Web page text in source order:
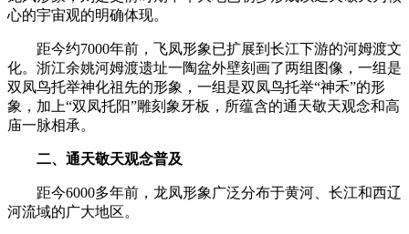
心的宇宙观的明确体现。
距今约7000年前，飞凤形象已扩展到长江下游的河姆渡文
化。浙江余姚河姆渡遗址一陶盆外壁刻画了两组图像，一组是
双凤鸟托举神化祖先的形象，一组是双凤鸟托举“神禾”的形
象，加上“双凤托阳”雕刻象牙板，所蕴含的通天敬天观念和高
庙一脉相承。
二、通天敬天观念普及
距今6000多年前，龙凤形象广泛分布于黄河、长江和西辽
河流域的广大地区。